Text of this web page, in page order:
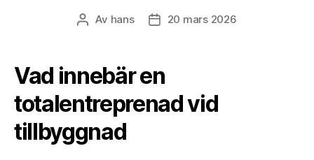
Inläggsförfattare
Av hans Inläggsdatum
20 mars 2026
Vad innebär en
totalentreprenad vid
tillbyggnad